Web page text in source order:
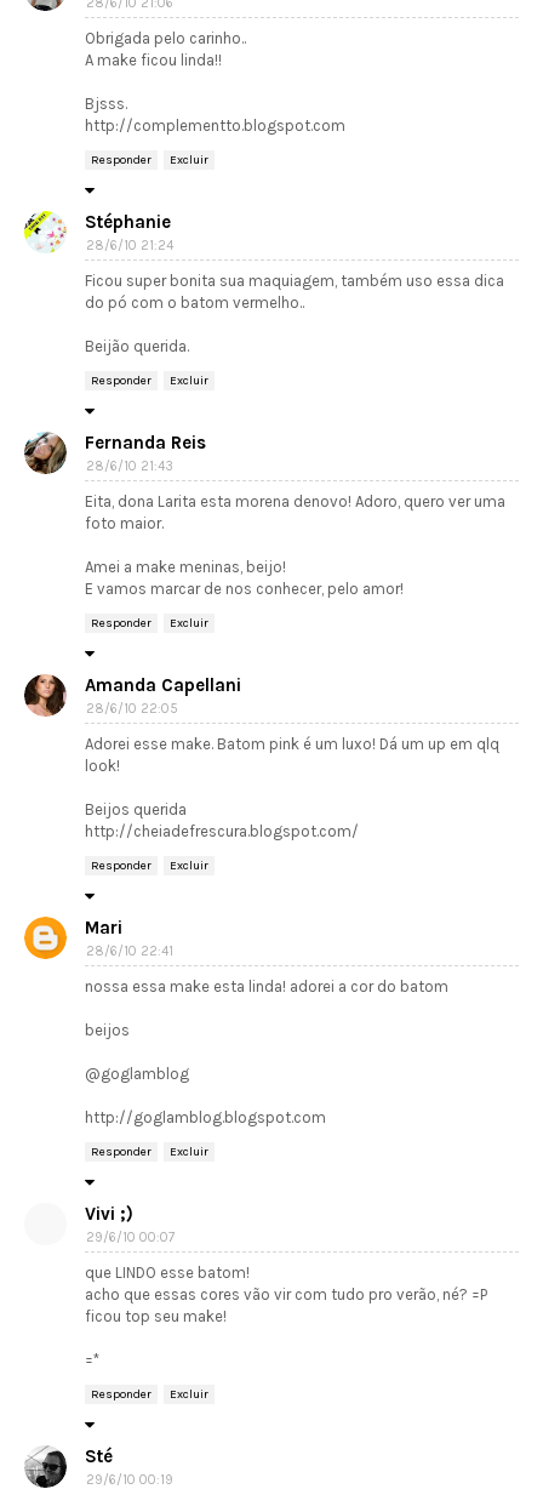
Obrigada pelo carinho..
A make ficou linda!!
Bjsss.
http://complementto.blogspot.com
Responder Excluir
Stéphanie
28/6/10 21:24
Ficou super bonita sua maquiagem, também uso essa dica
do pó com o batom vermelho..
Beijão querida.
Responder Excluir
Fernanda Reis
28/6/10 21:43
Eita, dona Larita esta morena denovo! Adoro, quero ver uma
foto maior.
Amei a make meninas, beijo!
E vamos marcar de nos conhecer, pelo amor!
Responder Excluir
Amanda Capellani
28/6/10 22:05
Adorei esse make. Batom pink é um luxo! Dá um up em qlq
look!
Beijos querida
http://cheiadefrescura.blogspot.com/
Responder Excluir
Mari
28/6/10 22:41
nossa essa make esta linda! adorei a cor do batom
beijos
@goglamblog
http://goglamblog.blogspot.com
Responder Excluir
Vivi ;)
29/6/10 00:07
que LINDO esse batom!
acho que essas cores vão vir com tudo pro verão, né? =P
ficou top seu make!
=*
Responder Excluir
Sté
29/6/10 00:19